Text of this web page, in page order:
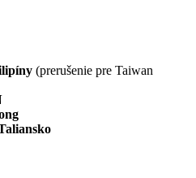
(prerušenie pre Taiwan